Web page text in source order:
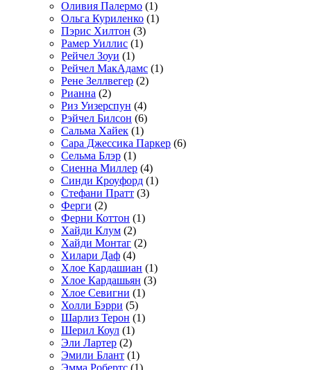
Оливия Палермо (1)
Ольга Куриленко (1)
Пэрис Хилтон (3)
Рамер Уиллис (1)
Рейчел Зоуи (1)
Рейчел МакАдамс (1)
Рене Зеллвегер (2)
Рианна (2)
Риз Уизерспун (4)
Рэйчел Билсон (6)
Сальма Хайек (1)
Сара Джессика Паркер (6)
Сельма Блэр (1)
Сиенна Миллер (4)
Синди Кроуфорд (1)
Стефани Пратт (3)
Ферги (2)
Ферни Коттон (1)
Хайди Клум (2)
Хайди Монтаг (2)
Хилари Даф (4)
Хлое Кардашиан (1)
Хлое Кардашьян (3)
Хлое Севигни (1)
Холли Бэрри (5)
Шарлиз Терон (1)
Шерил Коул (1)
Эли Лартер (2)
Эмили Блант (1)
Эмма Робертс (1)